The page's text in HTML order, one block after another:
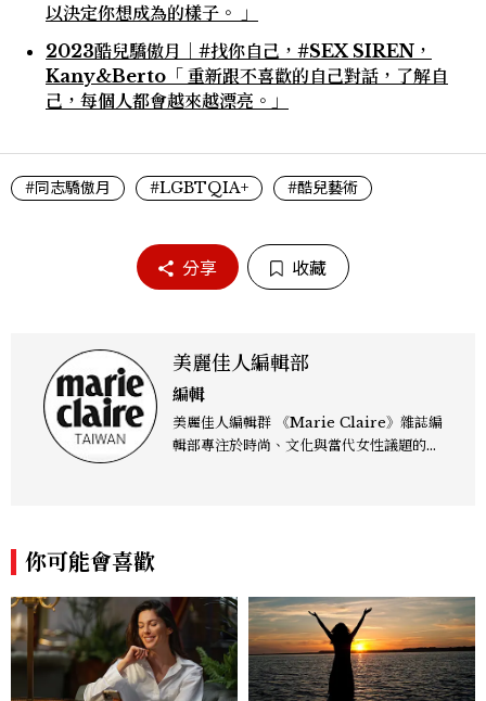
以決定你想成為的樣子。 」
2023酷兒驕傲月｜#找你自己，#SEX SIREN，
Kany&Berto「 重新跟不喜歡的自己對話，了解自
己，每個人都會越來越漂亮。」
#同志驕傲月 #LGBTQIA+ #酷兒藝術
分享 收藏
美麗佳人編輯部
編輯
美麗佳人編輯群 《Marie Claire》雜誌編
輯部專注於時尚、文化與當代女性議題的深
度的內容。 《Marie Claire》始終以敏銳
視角與編輯直覺，引領讀者探索女性多元面
貌與生活品味風格的無限可能。
你可能會喜歡